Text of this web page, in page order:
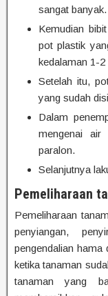
sangat banyak.
Kemudian
pot plastik
kedalaman 1-2
Setelah itu,
yang sudah
Dalam
mengenai
paralon.
Selanjutnya
Pemeliharaan
Pemeliharaan
penyiangan,
pengendalian
ketika tanaman
tanaman yang